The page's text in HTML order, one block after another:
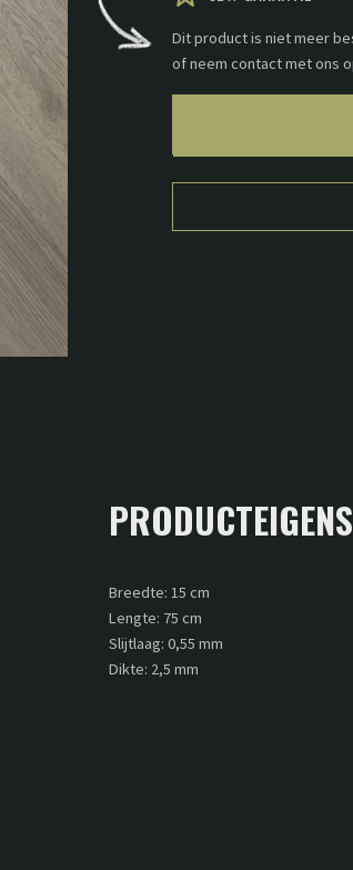
Dit product is niet meer
of neem contact met ons
Breedte: 15 cm
Lengte: 75 cm
Slijtlaag: 0,55 mm
Dikte: 2,5 mm